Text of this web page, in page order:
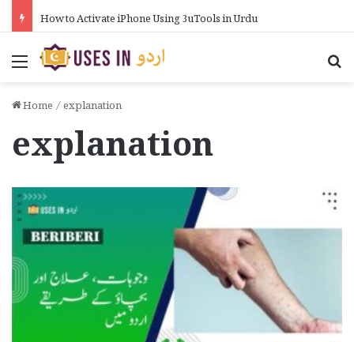
How to Activate iPhone Using 3uTools in Urdu
Menu
Home/explanation
explanation